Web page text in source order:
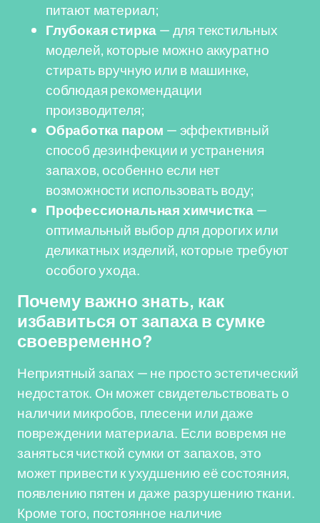
питают материал;
Глубокая стирка— для текстильных
моделей, которые можно аккуратно
стирать вручную или в машинке,
соблюдая рекомендации
производителя;
Обработка паром — эффективный
способ дезинфекции и устранения
запахов, особенно если нет
возможности использовать воду;
Профессиональная химчистка—
оптимальный выбор для дорогих или
деликатных изделий, которые требуют
особого ухода.
Почему важно знать, как
избавиться от запаха в сумке
своевременно?
Неприятный запах — не просто эстетический
недостаток. Он может свидетельствовать о
наличии микробов, плесени или даже
повреждении материала. Если вовремя не
заняться чисткой сумки от запахов, это
может привести к ухудшению её состояния,
появлению пятен и даже разрушению ткани.
Кроме того, постоянное наличие